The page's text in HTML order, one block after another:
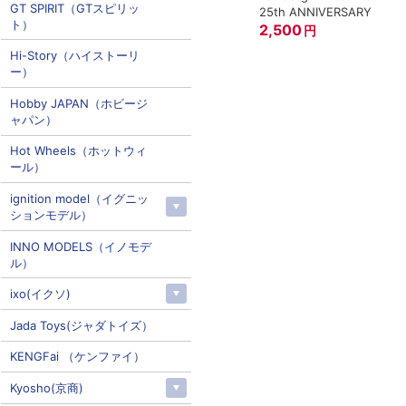
25th ANNIVERSARY
2,500 円
GT SPIRIT（GTスピリッ
ト）
Hi-Story（ハイストーリ
ー）
Hobby JAPAN（ホビージ
ャパン）
Hot Wheels（ホットウィ
ール）
ignition model（イグニッ
ションモデル）
INNO MODELS（イノモデ
ル）
ixo(イクソ)
Jada Toys(ジャダトイズ）
KENGFai （ケンファイ）
Kyosho(京商)